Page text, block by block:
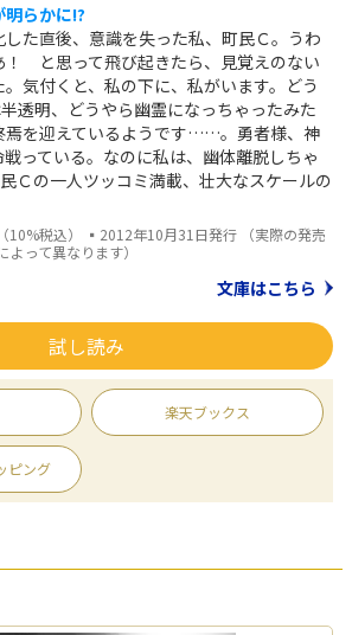
らかに!?
た直後、意識を失った私、町民Ｃ。うわ
と思って飛び起きたら、見覚えのない
気付くと、私の下に、私がいます。どう
透明、どうやら幽霊になっちゃったみた
焉を迎えているようです……。勇者様、神
っている。なのに私は、幽体離脱しちゃ
Ｃの一人ツッコミ満載、壮大なスケールの
税込） ▪2012年10月31日発行 （実際の発売
って異なります）
文庫はこちら
試し読み
楽天ブックス
ピング